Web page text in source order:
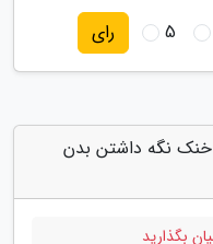
5 رای
با "6 روش برای خنک نگه داشتن بدن
بگذارید